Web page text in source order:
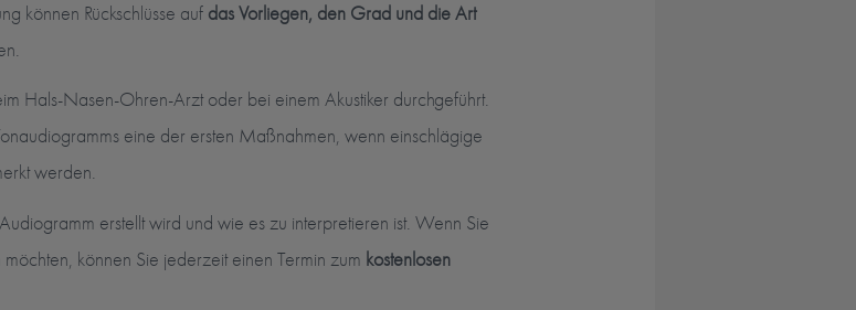
können Rückschlüsse auf das Vorliegen, den Grad und die Art
Hals-Nasen-Ohren-Arzt oder bei einem Akustiker durchgeführt.
eine der ersten Maßnahmen, wenn einschlägige
werden.
erstellt wird und wie es zu interpretieren ist. Wenn Sie
können Sie jederzeit einen Termin zum kostenlosen